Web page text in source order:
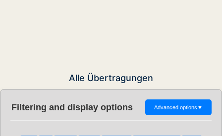
Alle Übertragungen
Filtering and display options Advanced options ▼